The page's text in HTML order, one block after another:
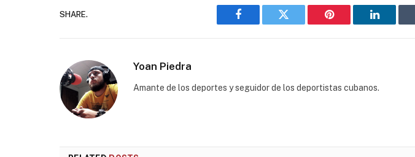
SHARE.
Facebook Twitter Pinterest LinkedIn
Yoan Piedra
Amante de los deportes y seguidor de los deportistas cubanos.